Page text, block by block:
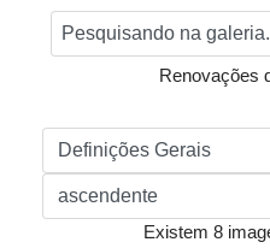
Renovações
Existem 8